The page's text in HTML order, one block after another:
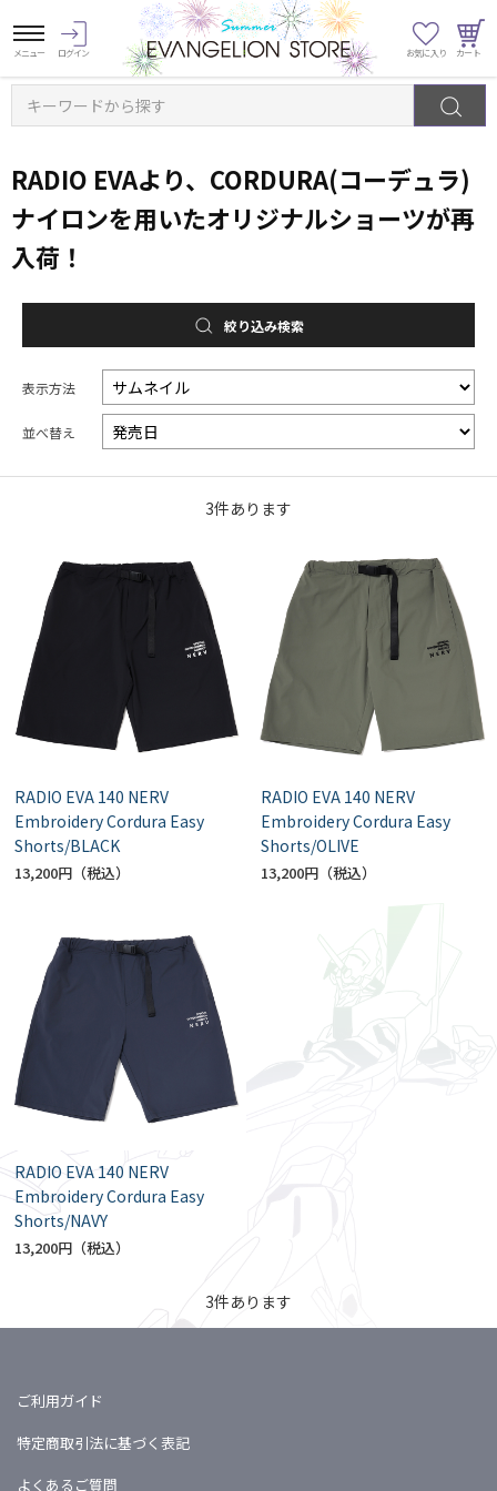
キーワードから探す
RADIO EVAより、CORDURA(コーデュラ)
ナイロンを用いたオリジナルショーツが再
入荷！
絞り込み検索
表示方法
並べ替え
3件あります
RADIO EVA 140 NERV
Embroidery Cordura Easy
Shorts/BLACK
13,200円
RADIO EVA 140 NERV
Embroidery Cordura Easy
Shorts/OLIVE
13,200円
RADIO EVA 140 NERV
Embroidery Cordura Easy
Shorts/NAVY
13,200円
3件あります
ご利用ガイド
特定商取引法に基づく表記
よくあるご質問